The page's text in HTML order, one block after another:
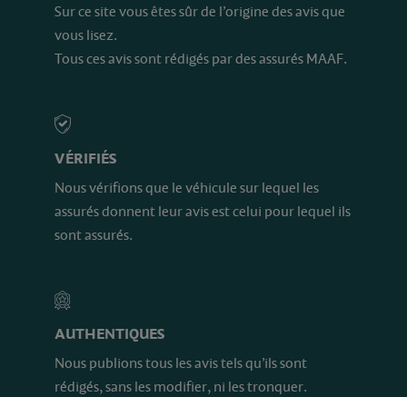
Sur ce site vous êtes sûr de l’origine des avis que
vous lisez.
Tous ces avis sont rédigés par des assurés MAAF.
VÉRIFIÉS
Nous vérifions que le véhicule sur lequel les
assurés donnent leur avis est celui pour lequel ils
sont assurés.
AUTHENTIQUES
Nous publions tous les avis tels qu’ils sont
rédigés, sans les modifier, ni les tronquer.